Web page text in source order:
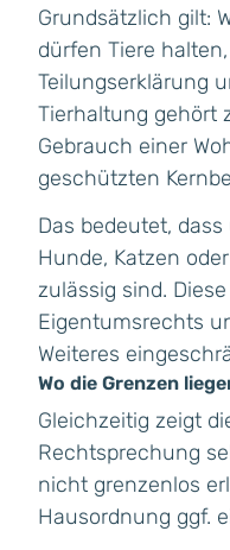
Grundsätzlich gilt:
dürfen Tiere
Teilungserklärung
Tierhaltung gehört
Gebrauch einer
geschützten
Das bedeutet,
Hunde, Katzen
zulässig sind.
Eigentumsrechts
Weiteres
Wo die Grenzen
Gleichzeitig zeigt
Rechtsprechung
nicht grenzenlos
Hausordnung ggf.